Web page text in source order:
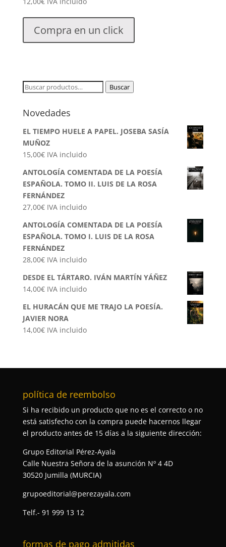
Compra en un click
Buscar
Buscar
Novedades
EL TIEMPO HUELE A PAPEL. JOSEBA SASÍA
MUÑOZ
15,00€ IVA incluido
ANTOLOGÍA COMENTADA DE LA POESÍA
ESPAÑOLA. TOMO II. LUIS DE LA ROSA
FERNÁNDEZ
27,00€ IVA incluido
ANTOLOGÍA COMENTADA DE LA POESÍA
ESPAÑOLA. TOMO I. LUIS DE LA ROSA
FERNÁNDEZ
28,00€ IVA incluido
DESDE EL TÁRTARO. IVÁN MARTÍN YÁÑEZ
14,00€ IVA incluido
EL HURACÁN QUE ME TRAJO LA POESÍA.
JAVIER NORA
14,00€ IVA incluido
política de reembolso
Si ha recibido un producto que no es el correcto o no
está satisfecho con la compra puede hacernos llegar
el producto antes de 15 días a la siguiente dirección:
Grupo Editorial Pérez-Ayala
Calle Nuestra Señora de la asunción Nº 4 4D
30520 Jumilla (MURCIA)
grupoeditorial@perezayala.com
Telf.- 91 999 13 12
formas de pago admitidas